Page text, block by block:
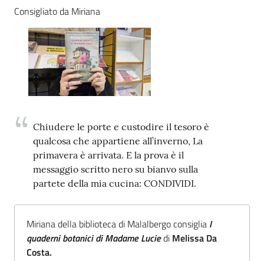
Trova
libri
film
Calendario
Online
Bambini
Consigliato da Miriana
Chiudere le porte e custodire il tesoro è
qualcosa che appartiene all’inverno, La
primavera è arrivata. E la prova è il
messaggio scritto nero su bianvo sulla
partete della mia cucina: CONDIVIDI.
Miriana della biblioteca di Malalbergo consiglia I
quaderni botanici di Madame Luciedi Melissa Da
Costa.